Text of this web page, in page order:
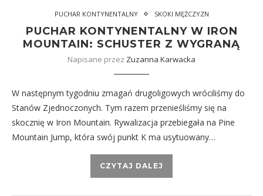
PUCHAR KONTYNENTALNY SKOKI MĘŻCZYZN
PUCHAR KONTYNENTALNY W IRON
MOUNTAIN: SCHUSTER Z WYGRANĄ
Napisane przez Zuzanna Karwacka
W następnym tygodniu zmagań drugoligowych wróciliśmy do
Stanów Zjednoczonych. Tym razem przenieśliśmy się na
skocznię w Iron Mountain. Rywalizacja przebiegała na Pine
Mountain Jump, która swój punkt K ma usytuowany…
CZYTAJ DALEJ